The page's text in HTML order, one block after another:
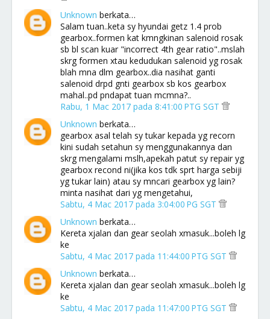
Unknown berkata…
Salam tuan..keta sy hyundai getz 1.4 prob
gearbox..formen kat kmngkinan salenoid rosak
sb bl scan kuar "incorrect 4th gear ratio"..mslah
skrg formen xtau kedudukan salenoid yg rosak
blah mna dlm gearbox..dia nasihat ganti
salenoid drpd gnti gearbox sb kos gearbox
mahal..pd pndapat tuan mcmna?..
Rabu, 1 Mac 2017 pada 8:41:00 PTG SGT
Unknown berkata…
gearbox asal telah sy tukar kepada yg recorn
kini sudah setahun sy menggunakannya dan
skrg mengalami mslh,apekah patut sy repair yg
gearbox recond ni(jika kos tdk sprt harga sebiji
yg tukar lain) atau sy mncari gearbox yg lain?
minta nasihat dari yg mengetahui,
Sabtu, 4 Mac 2017 pada 3:04:00 PG SGT
Unknown berkata…
Kereta xjalan dan gear seolah xmasuk...boleh lg
ke
Sabtu, 4 Mac 2017 pada 11:44:00 PTG SGT
Unknown berkata…
Kereta xjalan dan gear seolah xmasuk...boleh lg
ke
Sabtu, 4 Mac 2017 pada 11:47:00 PTG SGT